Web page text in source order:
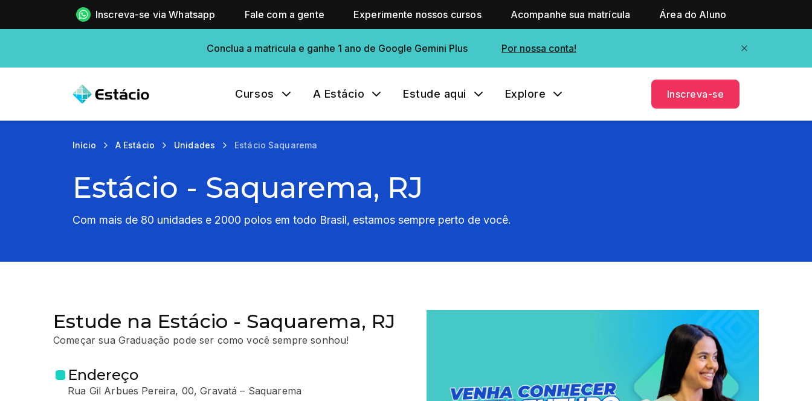
Inscreva-se via Whatsapp Fale com a gente Experimente nossos cursos Acompanhe sua matrícula Área do Aluno
Conclua a matricula e ganhe 1 ano de Google Gemini Plus Por nossa conta!
Cursos A Estácio Estude aqui Explore Inscreva-se
Início A Estácio Unidades Estácio Saquarema
Estácio - Saquarema, RJ
Com mais de 80 unidades e 2000 polos em todo Brasil, estamos sempre perto de você.
Estude na Estácio - Saquarema, RJ
Começar sua Graduação pode ser como você sempre sonhou!
Endereço
Rua Gil Arbues Pereira, 00, Gravatá – Saquarema